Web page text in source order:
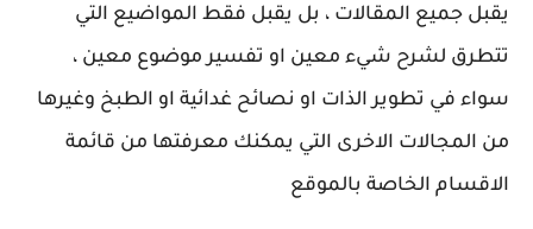
يقبل جميع المقالات ، بل يقبل فقط المواضيع التي
تتطرق لشرح شيء معين او تفسير موضوع معين ،
سواء في تطوير الذات او نصائح غدائية او الطبخ وغيرها
من المجالات الاخرى التي يمكنك معرفتها من قائمة
الاقسام الخاصة بالموقع